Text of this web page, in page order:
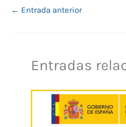
← Entrada anterior
Entradas